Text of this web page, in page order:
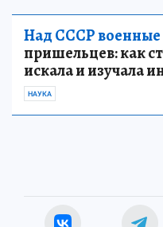
Над СССР военные
пришельцев: как
искала и изучала
НАУКА